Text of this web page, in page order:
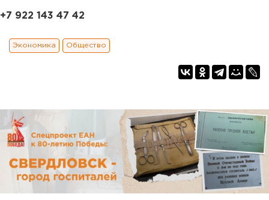
+7 922 143 47 42
Экономика Общество